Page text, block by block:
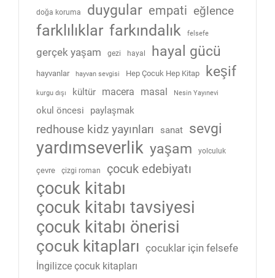
doğa koruma duygular empati eğlence
farklılıklar farkındalık felsefe
gerçek yaşam gezi hayal hayal gücü
hayvanlar hayvan sevgisi Hep Çocuk Hep Kitap keşif
kurgu dışı kültür macera masal Nesin Yayınevi
okul öncesi paylaşmak
redhouse kidz yayınları sanat sevgi
yardımseverlik yaşam yolculuk
çevre çizgi roman çocuk edebiyatı
çocuk kitabı
çocuk kitabı tavsiyesi
çocuk kitabı önerisi
çocuk kitapları çocuklar için felsefe
İngilizce çocuk kitapları